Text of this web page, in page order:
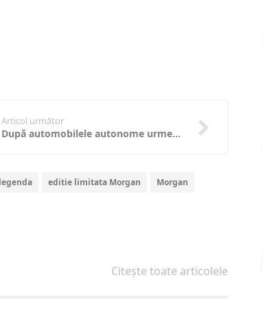
Articol următor
După automobilele autonome urmează camioanele ce se conduc singure; Daimler are în plan testarea unui astfel de vehicul
editie limitata Morgan Morgan
Citește toate articolele